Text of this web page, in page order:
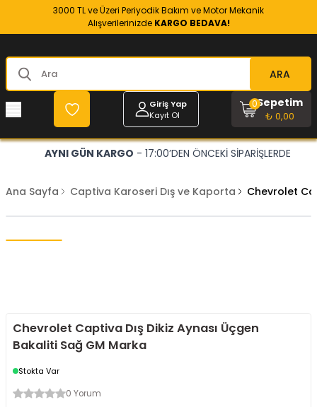
3000 TL ve Üzeri Periyodik Bakım ve Motor Mekanik
Alışverilerinizde KARGO BEDAVA!
ARA
Giriş Yap
Kayıt Ol
Sepetim
₺ 0,00
0
AYNI GÜN KARGO - 17:00’DEN ÖNCEKİ SİPARİŞLERDE
Ana Sayfa Captiva Karoseri Dış ve Kaporta Chevrolet
Chevrolet Captiva Dış Dikiz Aynası Üçgen
Bakaliti Sağ GM Marka
Stokta Var
0 Yorum